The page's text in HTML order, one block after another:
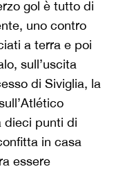
gol è tutto di
uno contro
a terra e poi
sull’uscita
di Siviglia, la
dieci punti di
in casa
essere